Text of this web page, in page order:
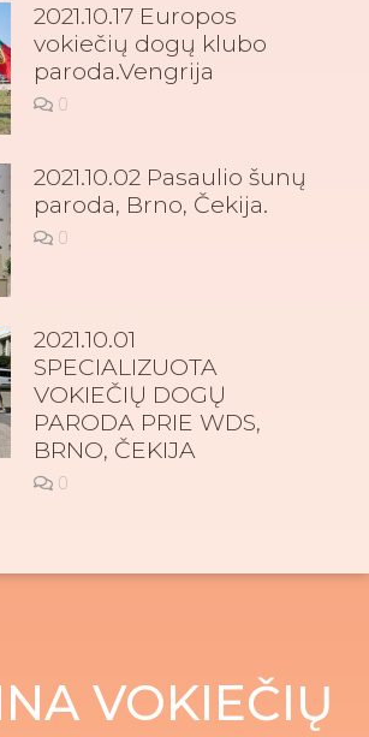
2021.10.17 Europos
vokiečių dogų klubo
paroda.Vengrija
0
2021.10.02 Pasaulio šunų
paroda, Brno, Čekija.
0
2021.10.01
SPECIALIZUOTA
VOKIEČIŲ DOGŲ
PARODA PRIE WDS,
BRNO, ČEKIJA
0
VOKIEČIŲ